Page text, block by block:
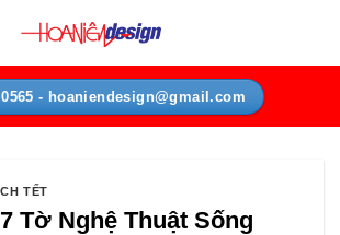
0565 - hoaniendesign@gmail.com
TẾT
Tờ Nghệ Thuật Sống